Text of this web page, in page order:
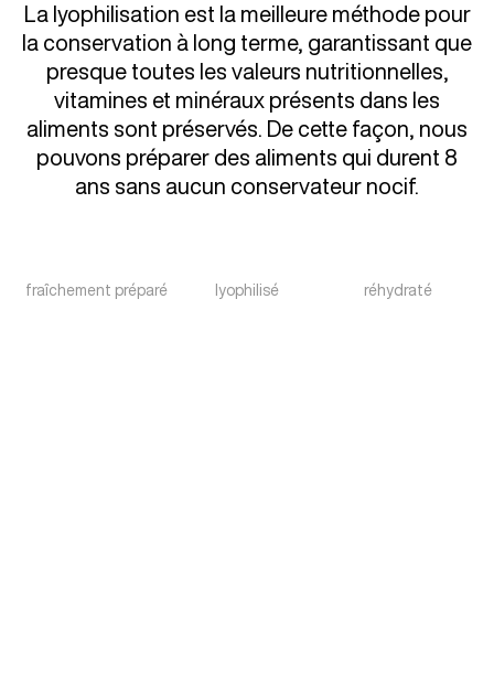
La lyophilisation est la meilleure méthode pour
la conservation à long terme, garantissant que
presque toutes les valeurs nutritionnelles,
vitamines et minéraux présents dans les
aliments sont préservés. De cette façon, nous
pouvons préparer des aliments qui durent 8
ans sans aucun conservateur nocif.
fraîchement préparé lyophilisé réhydraté